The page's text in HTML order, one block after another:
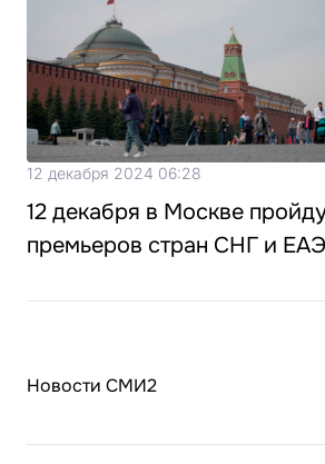
12 декабря 2024 06:28
12 декабря в Москве
премьеров стран СНГ и
Новости СМИ2